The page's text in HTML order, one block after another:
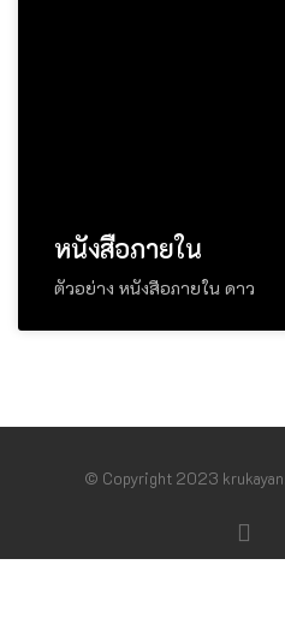
หนังสือภายใน
ตัวอย่าง หนังสือภายใน ดาว
© Copyright 2023